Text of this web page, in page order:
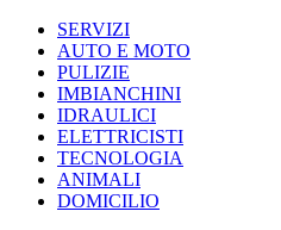
SERVIZI
AUTO E MOTO
PULIZIE
IMBIANCHINI
IDRAULICI
ELETTRICISTI
TECNOLOGIA
ANIMALI
DOMICILIO